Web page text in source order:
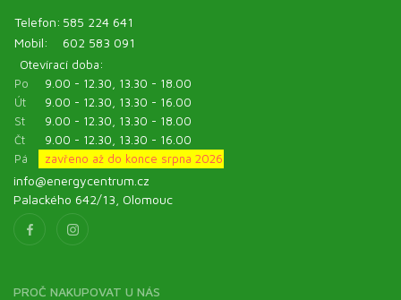
Telefon: 585 224 641
Mobil:
602 583 091
Otevírací doba:
Po
9.00 - 12.30, 13.30 - 18.00
Út
9.00 - 12.30, 13.30 - 16.00
St
9.00 - 12.30, 13.30 - 18.00
Čt
9.00 - 12.30, 13.30 - 16.00
Pá
zavřeno až do konce srpna 2026
info@energycentrum.cz
Palackého 642/13, Olomouc
PROČ NAKUPOVAT U NÁS